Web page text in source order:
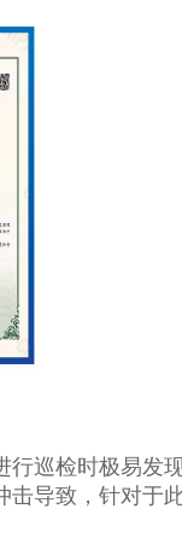
巡检时极易发
导致，针对于